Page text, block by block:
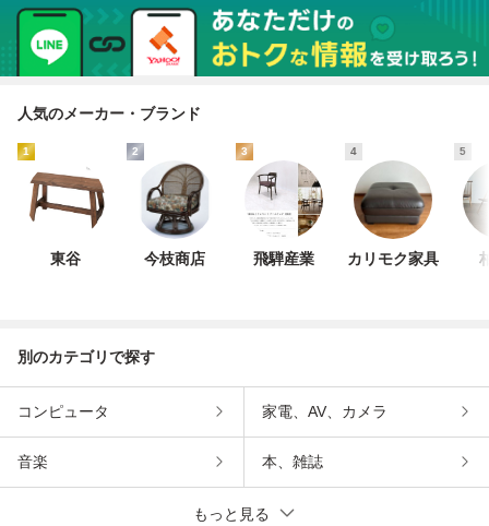
～
ング 4
人気のメーカー・ブランド
1
東谷
2
今枝商店
3
飛騨産業
4
カリモク家具
5
別のカテゴリで探す
コンピュータ 家電、AV、カメラ
音楽 本、雑誌
もっと見る